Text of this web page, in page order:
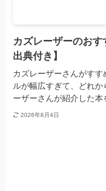
カズレーザーのお
出典付き】
カズレーザーさんがす
ルが幅広すぎて、どれ
ーザーさんが紹介した
2026年8月4日